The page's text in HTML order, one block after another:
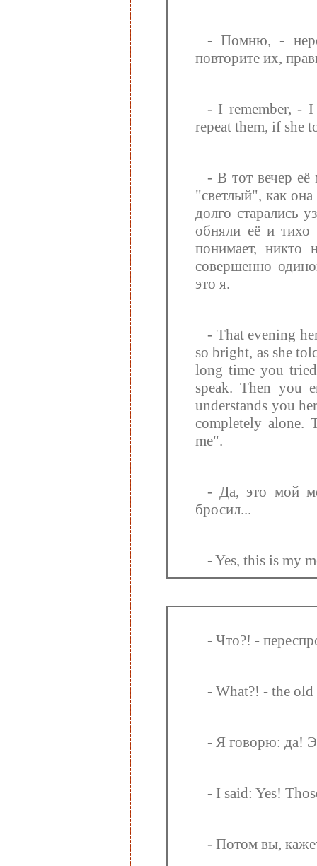
- Помню, -
повторите их,
- I remember, -
repeat them, if she
- В тот вечер
"светлый", как она
долго старались
обняли её и тихо
понимает, никто
совершенно
это я.
- That evening
so bright, as she
long time you
speak. Then you
understands you
completely alone.
me".
- Да, это мой
бросил...
- Yes, this is my
- Что?! -
- What?! - the old
- Я говорю: да!
- I said: Yes!
- Потом вы,